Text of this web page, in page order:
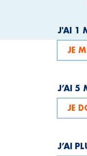
J'AI 1
JE
J’AI 5
JE
J’AI